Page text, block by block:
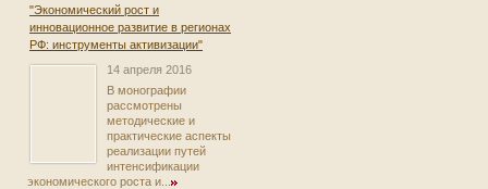
"Экономический рост и
инновационное развитие в регионах
РФ: инструменты активизации"
14 апреля 2016
В монографии
рассмотрены
методические и
практические аспекты
реализации путей
интенсификации
экономического роста и...